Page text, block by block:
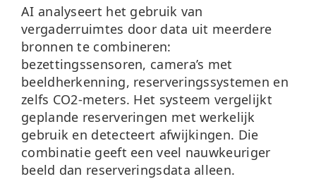
AI analyseert het gebruik van
vergaderruimtes door data uit meerdere
bronnen te combineren:
bezettingssensoren, camera’s met
beeldherkenning, reserveringssystemen en
zelfs CO2-meters. Het systeem vergelijkt
geplande reserveringen met werkelijk
gebruik en detecteert afwijkingen. Die
combinatie geeft een veel nauwkeuriger
beeld dan reserveringsdata alleen.